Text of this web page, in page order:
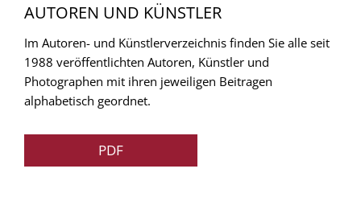
AUTOREN UND KÜNSTLER
Im Autoren- und Künstlerverzeichnis finden Sie alle seit
1988 veröffentlichten Autoren, Künstler und
Photographen mit ihren jeweiligen Beitragen
alphabetisch geordnet.
PDF